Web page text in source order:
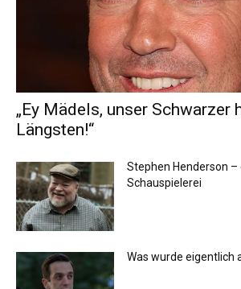
„Ey Mädels, unser Schwarzer
Längsten!“
Stephen Henderson –
Schauspielerei
Was wurde eigentlich